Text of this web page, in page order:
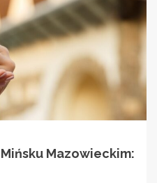
Mazowieckim: